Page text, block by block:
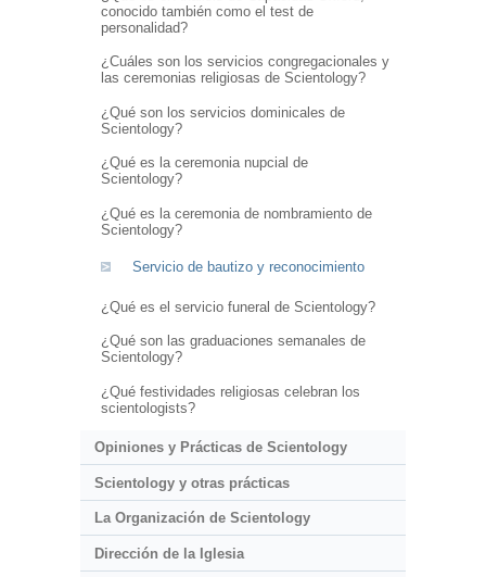
conocido también como el test de
personalidad?
¿Cuáles son los servicios congregacionales y
las ceremonias religiosas de Scientology?
¿Qué son los servicios dominicales de
Scientology?
¿Qué es la ceremonia nupcial de
Scientology?
¿Qué es la ceremonia de nombramiento de
Scientology?
Servicio de bautizo y reconocimiento
¿Qué es el servicio funeral de Scientology?
¿Qué son las graduaciones semanales de
Scientology?
¿Qué festividades religiosas celebran los
scientologists?
Opiniones y Prácticas de Scientology
Scientology y otras prácticas
La Organización de Scientology
Dirección de la Iglesia